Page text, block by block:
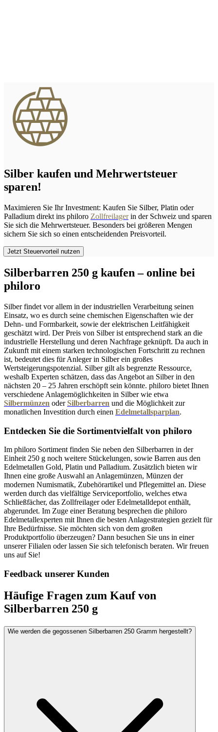
Silber kaufen und Mehrwertsteuer
sparen!
Maximieren Sie Ihr Investment: Kaufen Sie Silber, Platin oder
Palladium direkt ins philoro Zollfreilagerin der Schweiz und sparen
Sie sich die Mehrwertsteuer. Besonders bei größeren Mengen
sichern Sie sich so einen entscheidenden Preisvorteil.
Jetzt Steuervorteil nutzen
Silberbarren 250 g kaufen – online bei
philoro
Silber findet vor allem in der industriellen Verarbeitung seinen
Einsatz, wo es durch seine chemischen Eigenschaften wie der
Dehn- und Formbarkeit, sowie der elektrischen Leitfähigkeit
geschätzt wird. Der Preis von Silber ist entsprechend stark an die
industrielle Herstellung und deren Nachfrage geknüpft. Da auch in
Zukunft mit einem starken technologischen Fortschritt zu rechnen
ist, bedeutet dies für Anleger in Silber ein großes
Wertsteigerungspotenzial. Silber gilt als begrenzte Ressource,
weshalb Experten schätzen, dass das Angebot an Silber in den
nächsten 20 – 25 Jahren erschöpft sein könnte. philoro bietet Ihnen
verschiedene Anlagemöglichkeiten in Silber wie etwa
Silbermünzen oderSilberbarren und die Möglichkeit zur
monatlichen Investition durch einen Edelmetallsparplan.
Entdecken Sie die Sortimentvielfalt von philoro
Im philoro Sortiment finden Sie neben den Silberbarren in der
Einheit 250 g noch weitere Stückelungen, sowie Barren aus den
Edelmetallen Gold, Platin und Palladium. Zusätzlich bieten wir
Ihnen eine große Auswahl an Anlagemünzen, Münzen der
modernen Numismatik, Zubehörartikel und Pflegemittel an. Diese
werden durch das vielfältige Serviceportfolio, welches etwa
Schließfächer, das Zollfreilager oder Edelmetalldepot enthält,
abgerundet. Im Zuge einer Beratung besprechen die philoro
Edelmetallexperten mit Ihnen die besten Anlagestrategien gezielt für
Ihre Bedürfnisse. Sie möchten sich von dem großen
Produktportfolio überzeugen? Dann besuchen Sie uns in einer
unserer Filialen oder lassen Sie sich telefonisch beraten. Wir freuen
uns auf Sie!
Feedback unserer Kunden
Häufige Fragen zum Kauf von
Silberbarren 250 g
Wie werden die gegossenen Silberbarren 250 Gramm hergestellt?